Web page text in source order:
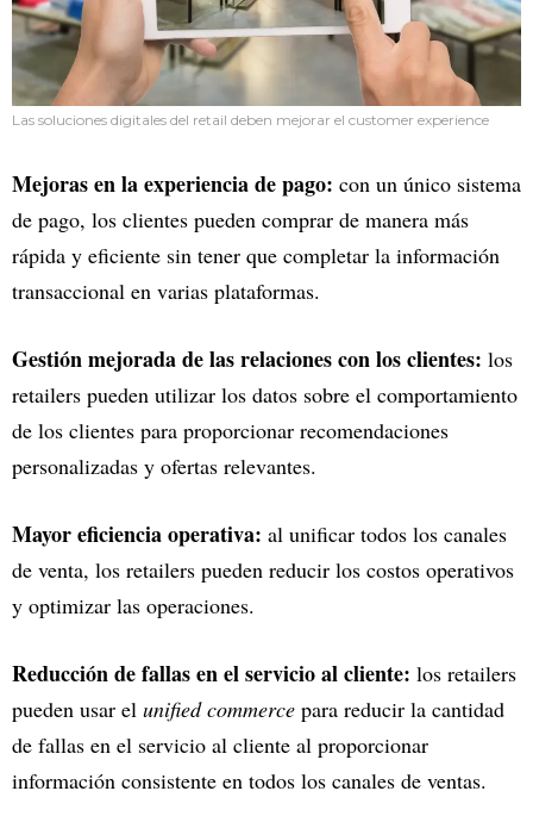
Las soluciones digitales del retail deben mejorar el customer experience
Mejoras en la experiencia de pago: con un único sistema
de pago, los clientes pueden comprar de manera más
rápida y eficiente sin tener que completar la información
transaccional en varias plataformas.
Gestión mejorada de las relaciones con los clientes: los
retailers pueden utilizar los datos sobre el comportamiento
de los clientes para proporcionar recomendaciones
personalizadas y ofertas relevantes.
Mayor eficiencia operativa: al unificar todos los canales
de venta, los retailers pueden reducir los costos operativos
y optimizar las operaciones.
Reducción de fallas en el servicio al cliente: los retailers
pueden usar el unified commerce para reducir la cantidad
de fallas en el servicio al cliente al proporcionar
información consistente en todos los canales de ventas.